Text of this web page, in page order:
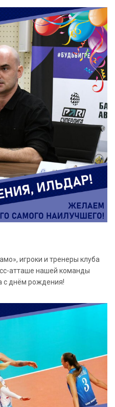
игроки и тренеры клуба
атташе нашей команды
с днём рождения!